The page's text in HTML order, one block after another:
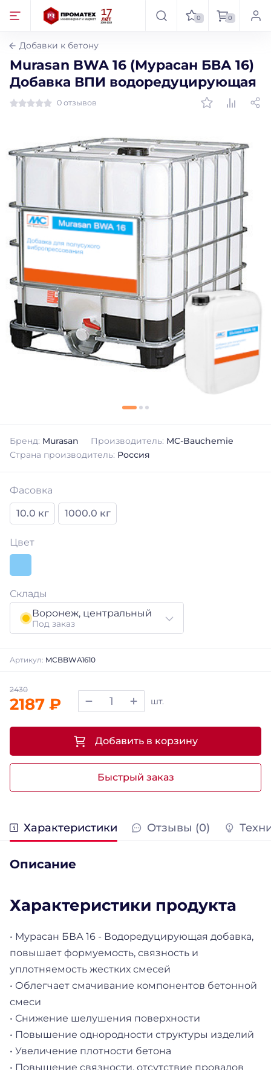
0 0
Добавки к бетону
Murasan BWA 16 (Мурасан БВА 16)
Добавка ВПИ водоредуцирующая
0 отзывов
Бренд: Murasan Производитель: MC-Bauchemie
Страна производитель: Россия
Фасовка
10.0 кг
1000.0 кг
Цвет
Склады
Воронеж, центральный
Под заказ
Артикул: MCBBWA1610
2187 ₽ шт.
Быстрый заказ
Добавить в корзину
Характеристики Отзывы (0)
Описание
Характеристики продукта
• Мурасан БВА 16 - Водоредуцирующая добавка,
повышает формуемость, связность и
уплотняемость жестких смесей
• Облегчает смачивание компонентов бетонной
смеси
• Снижение шелушения поверхности
• Повышение однородности структуры изделий
• Увеличение плотности бетона
• Повышение связности, отсутствие провалов